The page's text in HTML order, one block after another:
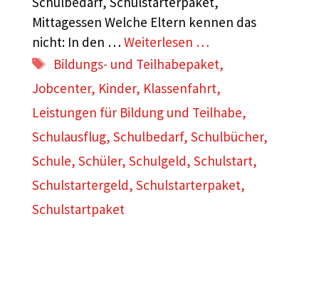
Mittagessen Welche Eltern kennen das
nicht: In den … Weiterlesen …
Schlagwörter
Bildungs- und Teilhabepaket,
Jobcenter, Kinder, Klassenfahrt,
Leistungen für Bildung und Teilhabe,
Schulausflug, Schulbedarf, Schulbücher,
Schule, Schüler, Schulgeld, Schulstart,
Schulstartergeld, Schulstarterpaket,
Schulstartpaket